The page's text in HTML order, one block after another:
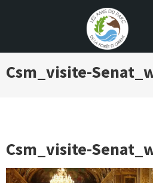
LES AMIS DU
D'ORIENT
Csm_visite-
Csm_visite-